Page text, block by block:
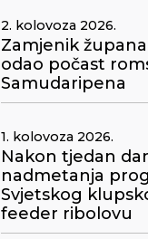
2. kolovoza 2026.
Zamjenik
odao počast
Samudaripena
1. kolovoza 2026.
Nakon tjedan
nadmetanja
Svjetskog
feeder ribolovu